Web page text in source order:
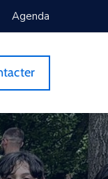
Agenda